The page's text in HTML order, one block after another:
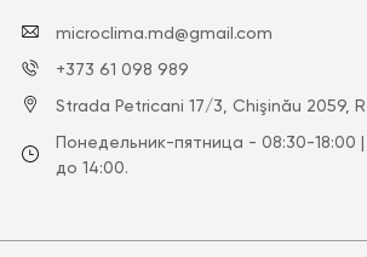
microclima.md@gmail.com
+373 61 098 989
Strada Petricani 17/3, Chişinău 2059,
Понедельник-пятница - 08:30-18:00
до 14:00.